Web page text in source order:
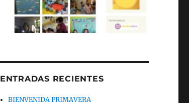
ENTRADAS RECIENTES
BIENVENIDA PRIMAVERA